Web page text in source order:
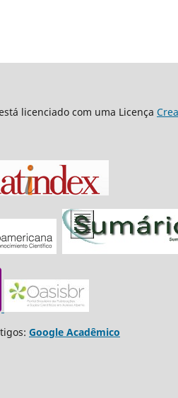
licenciado com uma Licença
Google Acadêmico